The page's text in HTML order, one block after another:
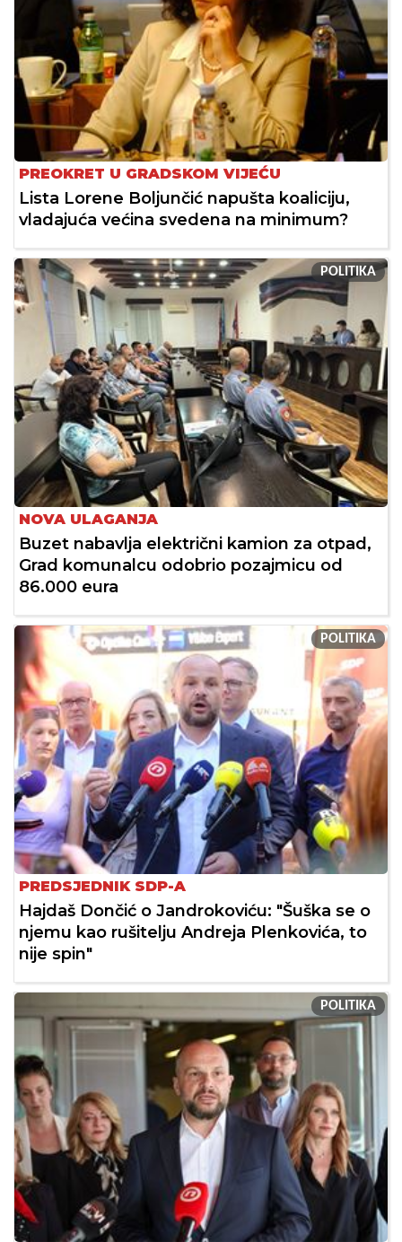
PREOKRET U GRADSKOM VIJEĆU
Lista Lorene Boljunčić napušta koaliciju,
vladajuća većina svedena na minimum?
POLITIKA
NOVA ULAGANJA
Buzet nabavlja električni kamion za otpad,
Grad komunalcu odobrio pozajmicu od
86.000 eura
POLITIKA
PREDSJEDNIK SDP-A
Hajdaš Dončić o Jandrokoviću: "Šuška se o
njemu kao rušitelju Andreja Plenkovića, to
nije spin"
POLITIKA